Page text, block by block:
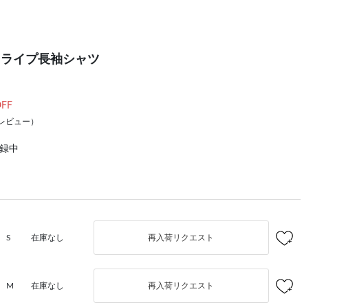
イプ長袖シャツ
ビュー）
中
S 在庫なし 再入荷リクエスト
M 在庫なし 再入荷リクエスト